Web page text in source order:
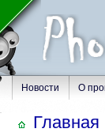
Новости О
Главная